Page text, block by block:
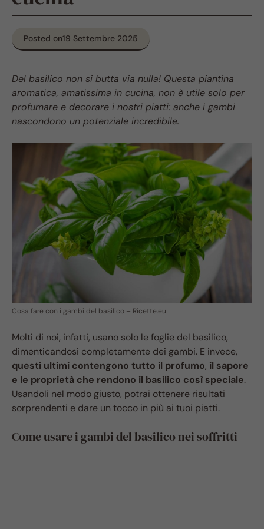
Posted on19 Settembre 2025
Del basilico non si butta via nulla! Questa piantina
aromatica, amatissima in cucina, non è utile solo per
profumare e decorare i nostri piatti: anche i gambi
nascondono un potenziale incredibile.
Cosa fare con i gambi del basilico – Ricette.eu
Molti di noi, infatti, usano solo le foglie del basilico,
dimenticandosi completamente dei gambi. E invece,
questi ultimi contengono tutto il profumo, il sapore
e le proprietà che rendono il basilico così speciale.
Usandoli nel modo giusto, potrai ottenere risultati
sorprendenti e dare un tocco in più ai tuoi piatti.
Come usare i gambi del basilico nei soffritti